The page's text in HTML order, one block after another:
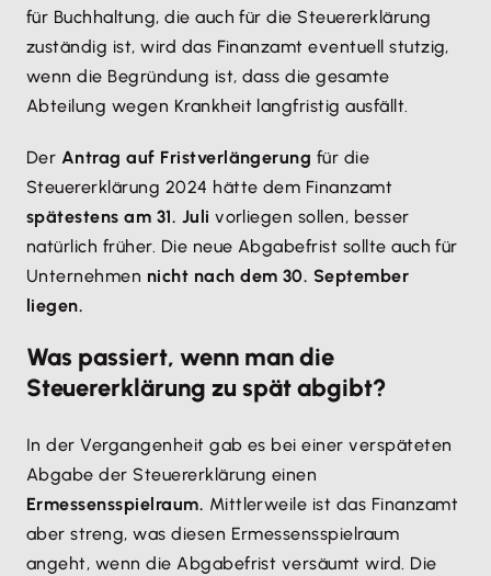
für Buchhaltung, die auch für die Steuererklärung
zuständig ist, wird das Finanzamt eventuell stutzig,
wenn die Begründung ist, dass die gesamte
Abteilung wegen Krankheit langfristig ausfällt.
Der Antrag auf Fristverlängerung für die
Steuererklärung 2024 hätte dem Finanzamt
spätestens am 31. Juli vorliegen sollen, besser
natürlich früher. Die neue Abgabefrist sollte auch für
Unternehmen nicht nach dem 30. September
liegen.
Was passiert, wenn man die
Steuererklärung zu spät abgibt?
In der Vergangenheit gab es bei einer verspäteten
Abgabe der Steuererklärung einen
Ermessensspielraum. Mittlerweile ist das Finanzamt
aber streng, was diesen Ermessensspielraum
angeht, wenn die Abgabefrist versäumt wird. Die